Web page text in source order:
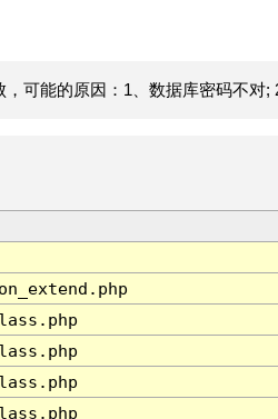
可能的原因：1、数据库密码不对;